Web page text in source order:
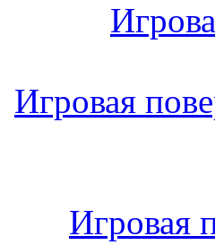
Игровая
Игровая